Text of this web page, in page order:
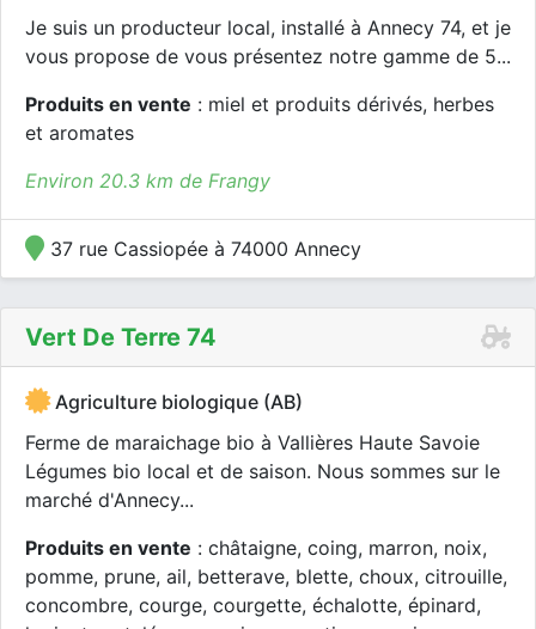
Je suis un producteur local, installé à Annecy 74, et je
vous propose de vous présentez notre gamme de 5...
Produits en vente : miel et produits dérivés, herbes
et aromates
Environ 20.3 km de Frangy
37 rue Cassiopée à 74000 Annecy
Vert De Terre 74
Agriculture biologique (AB)
Ferme de maraichage bio à Vallières Haute Savoie
Légumes bio local et de saison. Nous sommes sur le
marché d'Annecy...
Produits en vente : châtaigne, coing, marron, noix,
pomme, prune, ail, betterave, blette, choux, citrouille,
concombre, courge, courgette, échalotte, épinard,